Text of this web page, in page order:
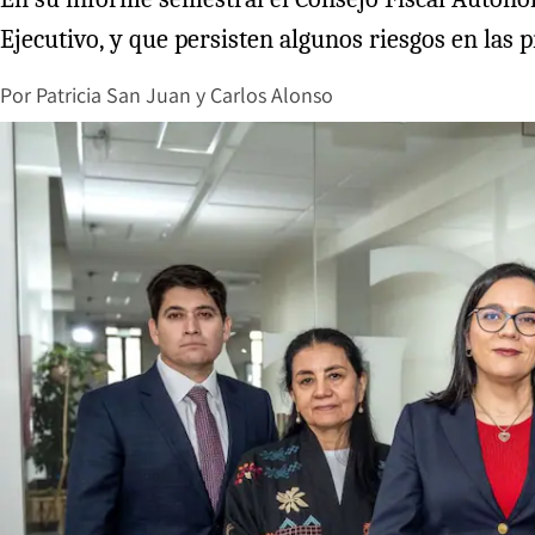
Ejecutivo, y que persisten algunos riesgos en las
Por Patricia San Juan y Carlos Alonso